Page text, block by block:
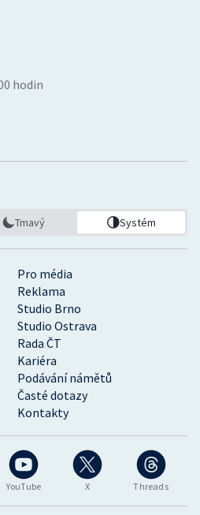
YouTube X Threads
Pro média
Reklama
Studio Brno
Studio Ostrava
Rada ČT
Kariéra
Podávání námětů
Časté dotazy
Kontakty
hodin
Tmavý Systém